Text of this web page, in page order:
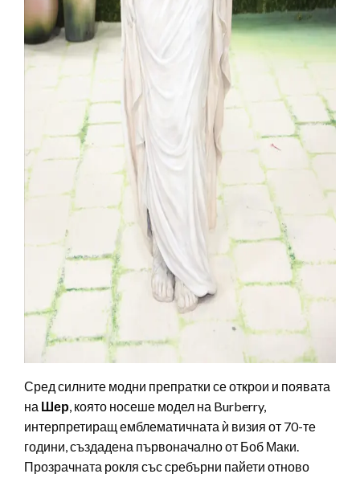
Сред силните модни препратки се открои и появата
на Шер, която носеше модел на Burberry,
интерпретиращ емблематичната ѝ визия от 70-те
години, създадена първоначално от Боб Маки.
Прозрачната рокля със сребърни пайети отново